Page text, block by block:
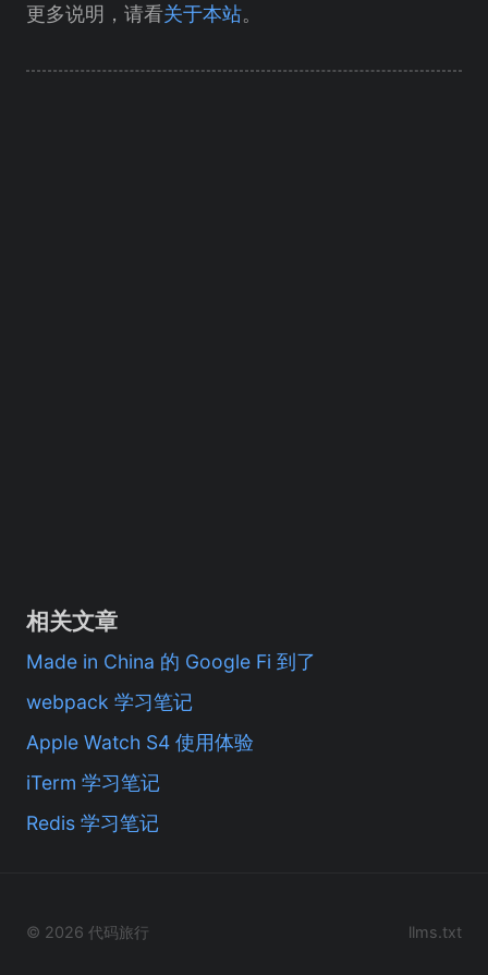
更多说明，请看关于本站。
相关文章
Made in China 的 Google Fi 到了
webpack 学习笔记
Apple Watch S4 使用体验
iTerm 学习笔记
Redis 学习笔记
© 2026 代码旅行 llms.txt